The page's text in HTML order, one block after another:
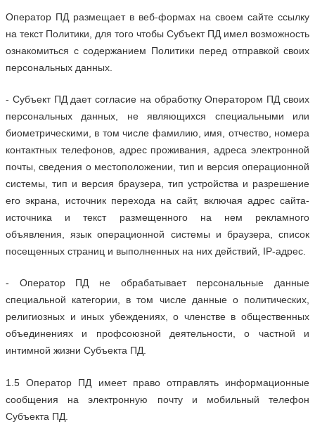
Оператор ПД размещает в веб-формах на своем сайте ссылку
на текст Политики, для того чтобы Субъект ПД имел возможность
ознакомиться с содержанием Политики перед отправкой своих
персональных данных.
- Субъект ПД дает согласие на обработку Оператором ПД своих
персональных данных, не являющихся специальными или
биометрическими, в том числе фамилию, имя, отчество, номера
контактных телефонов, адрес проживания, адреса электронной
почты, сведения о местоположении, тип и версия операционной
системы, тип и версия браузера, тип устройства и разрешение
его экрана, источник перехода на сайт, включая адрес сайта-
источника и текст размещенного на нем рекламного
объявления, язык операционной системы и браузера, список
посещенных страниц и выполненных на них действий, IP-адрес.
- Оператор ПД не обрабатывает персональные данные
специальной категории, в том числе данные о политических,
религиозных и иных убеждениях, о членстве в общественных
объединениях и профсоюзной деятельности, о частной и
интимной жизни Субъекта ПД.
1.5 Оператор ПД имеет право отправлять информационные
сообщения на электронную почту и мобильный телефон
Субъекта ПД.